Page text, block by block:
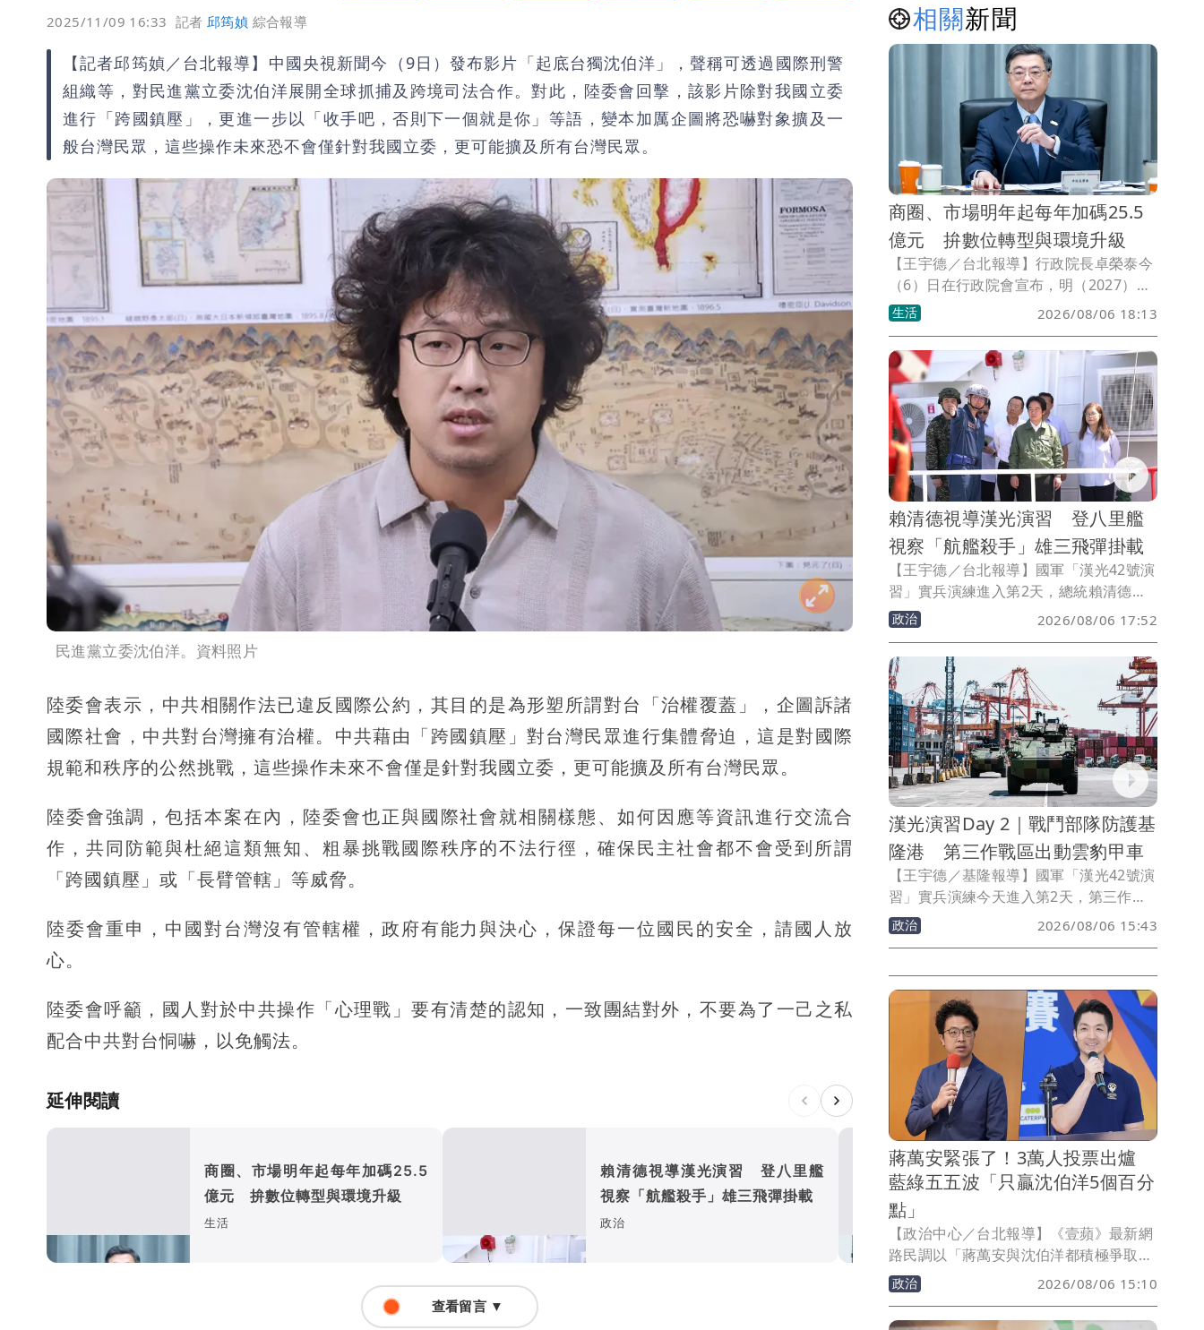
2025/11/09 16:33 記者邱筠媜 綜合報導
【記者邱筠媜／台北報導】中國央視新聞今（9日）發布影片「起底台獨沈伯洋」，聲稱可透過國際刑警
組織等，對民進黨立委沈伯洋展開全球抓捕及跨境司法合作。對此，陸委會回擊，該影片除對我國立委
進行「跨國鎮壓」，更進一步以「收手吧，否則下一個就是你」等語，變本加厲企圖將恐嚇對象擴及一
般台灣民眾，這些操作未來恐不會僅針對我國立委，更可能擴及所有台灣民眾。
民進黨立委沈伯洋。資料照片
陸委會表示，中共相關作法已違反國際公約，其目的是為形塑所謂對台「治權覆蓋」，企圖訴諸
國際社會，中共對台灣擁有治權。中共藉由「跨國鎮壓」對台灣民眾進行集體脅迫，這是對國際
規範和秩序的公然挑戰，這些操作未來不會僅是針對我國立委，更可能擴及所有台灣民眾。
陸委會強調，包括本案在內，陸委會也正與國際社會就相關樣態、如何因應等資訊進行交流合
作，共同防範與杜絕這類無知、粗暴挑戰國際秩序的不法行徑，確保民主社會都不會受到所謂
「跨國鎮壓」或「長臂管轄」等威脅。
陸委會重申，中國對台灣沒有管轄權，政府有能力與決心，保證每一位國民的安全，請國人放
心。
陸委會呼籲，國人對於中共操作「心理戰」要有清楚的認知，一致團結對外，不要為了一己之私
配合中共對台恫嚇，以免觸法。
延伸閱讀
商圈、市場明年起每年加碼25.5
億元 拚數位轉型與環境升級
生活
賴清德視導漢光演習 登八里艦
視察「航艦殺手」雄三飛彈掛載
政治
漢光演習Day 2｜戰鬥部隊
基隆港 第三作戰區出動雲
查看留言 ▼
相關新聞
商圈、市場明年起每年加碼25.5
億元 拚數位轉型與環境升級
【王宇德／台北報導】行政院長卓榮泰今
（6）日在行政院會宣布，明（2027）年
起將透過「中小微企業轉型升級發展方
案」，每年加碼25.5億元，推動全台商
圈、市場及夜市數位化、國際化與環境升
級，改善公共設施與消費環境，提升小
型、微型商家競爭力。
生活 2026/08/06 18:13
賴清德視導漢光演習 登八里艦
視察「航艦殺手」雄三飛彈掛載
【王宇德／台北報導】國軍「漢光42號演
習」實兵演練進入第2天，總統賴清德身
穿印有F-16V名牌及漢光演習臂章的飛行
夾克，前往新北市八里守備區，視導「戰
力防護與保存」實兵演練，除登上海巡署
安平級巡邏艦「八里艦」，了解平戰轉換
與飛彈戰備掛載情形，也視察水雷裝載及
港區阻絕設置等操演，慰勉參演官兵辛
勞。
政治 2026/08/06 17:52
漢光演習Day 2｜戰鬥部隊防護基
隆港 第三作戰區出動雲豹甲車
【王宇德／基隆報導】國軍「漢光42號演
習」實兵演練今天進入第2天，第三作戰
區在基隆地區實施要港防護演練，模擬敵
方特工滲透北部重要港口，出動CM32、
處，驗證部隊面對突發敵情的快速反應與
臨戰應變能力。
政治 2026/08/06 15:43
蔣萬安緊張了！3萬人投票出爐
藍綠五五波「只贏沈伯洋5個百分
點」
【政治中心／台北報導】《壹蘋》最新網
路民調以「蔣萬安與沈伯洋都積極爭取聲
量，你支持誰當台北市長？」為題，吸引
2萬9754人參與投票，結果顯示，現任台
北市長蔣萬安獲得1萬5386票、支持率
政治 2026/08/06 15:10